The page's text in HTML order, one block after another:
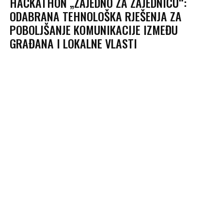
ODABRANA TEHNOLOŠKA RJEŠENJA ZA
POBOLJŠANJE KOMUNIKACIJE IZMEĐU
GRAĐANA I LOKALNE VLASTI